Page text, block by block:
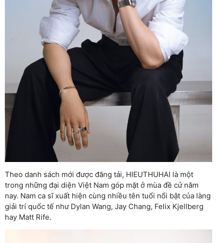
Theo danh sách mới được đăng tải, HIEUTHUHAI là một
trong những đại diện Việt Nam góp mặt ở mùa đề cử năm
nay. Nam ca sĩ xuất hiện cùng nhiều tên tuổi nổi bật của làng
giải trí quốc tế như Dylan Wang, Jay Chang, Felix Kjellberg
hay Matt Rife.